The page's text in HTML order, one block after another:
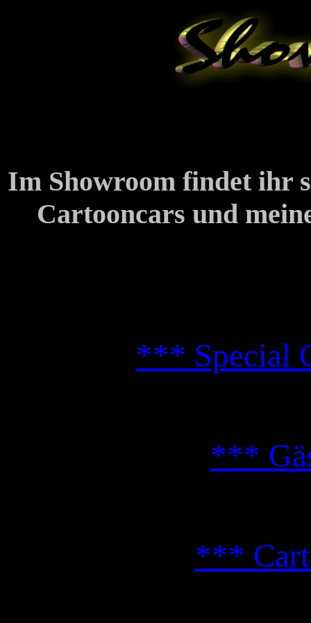
Im Showroom findet ihr
Cartooncars und
*** Special
***
***